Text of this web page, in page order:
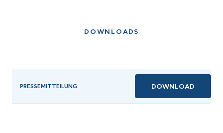
DOWNLOADS
PRESSEMITTEILUNG DOWNLOAD